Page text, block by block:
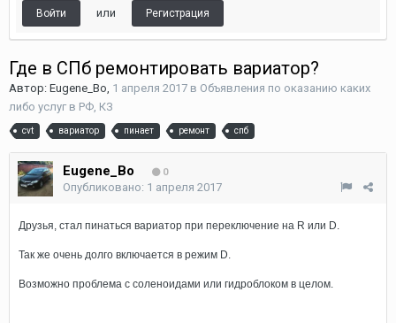
Войти или Регистрация
Где в СПб ремонтировать вариатор?
Автор: Eugene_Bo, 1 апреля 2017 в Объявления по оказанию каких
либо услуг в РФ, КЗ
cvt вариатор пинает ремонт спб
Eugene_Bo 0
Опубликовано: 1 апреля 2017
Друзья, стал пинаться вариатор при переключение на R или D.
Так же очень долго включается в режим D.
Возможно проблема с соленоидами или гидроблоком в целом.